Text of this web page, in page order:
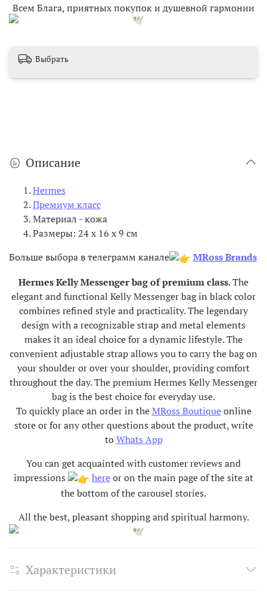
Всем Блага, приятных покупок и душевной гармонии
Выбрать
Описание
Hermes
Премиум класс
Материал - кожа
Размеры: 24 x 16 x 9 см
Больше выбора в телеграмм канале
MRoss Brands
Hermes Kelly Messenger bag of premium class. The
elegant and functional Kelly Messenger bag in black color
combines refined style and practicality. The legendary
design with a recognizable strap and metal elements
makes it an ideal choice for a dynamic lifestyle. The
convenient adjustable strap allows you to carry the bag on
your shoulder or over your shoulder, providing comfort
throughout the day. The premium Hermes Kelly Messenger
bag is the best choice for everyday use.
To quickly place an order in the MRoss Boutiqueonline
store or for any other questions about the product, write
to Whats App
You can get acquainted with customer reviews and
impressions
hereor on the main page of the site at
the bottom of the carousel stories.
All the best, pleasant shopping and spiritual harmony.
Характеристики